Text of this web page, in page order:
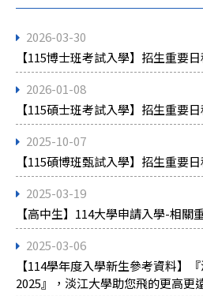
2026-03-30
【115博士班考試入學】招生重要
2026-01-08
【115碩士班考試入學】招生重要
2025-10-07
【115碩博班甄試入學】招生重要
2025-03-19
【高中生】114大學申請入學-相關
2025-03-06
【114學年度入學新生參考資料】
2025』，淡江大學助您飛的更高更